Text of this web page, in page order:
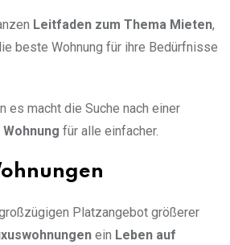
Leitfaden zum Thema Mieten,
beste Wohnung für ihre Bedürfnisse
es macht die Suche nach einer
für alle einfacher.
Platzangebot größerer
ein Leben auf